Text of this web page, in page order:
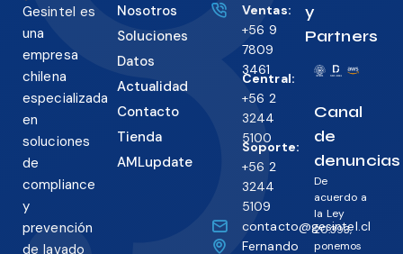
Gesintel es
una
empresa
chilena
especializada
en
soluciones
de
compliance
y
prevención
de lavado
Nosotros
Soluciones
Datos
Actualidad
Contacto
Tienda
AMLupdate
Ventas:
+56 9
7809
3461
Central:
+56 2
3244
5100
Soporte:
+56 2
3244
5109
contacto@gesintel.cl
Fernando
y
Partners
Canal
de
denuncias
De
acuerdo a
la Ley
20.393,
ponemos